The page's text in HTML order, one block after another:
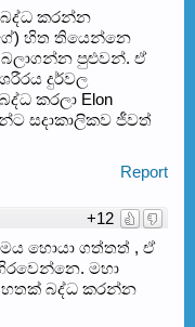
බද්ධ කරන්න
හිත තියෙන්නෙ
පුළුවන්. ඒ
දුර්වල
කරලා Elon
සදාකාලිකව ජීවත්
Report
+12
හොයා ගත්තත් , ඒ
මහා
හතක් බද්ධ කරන්න